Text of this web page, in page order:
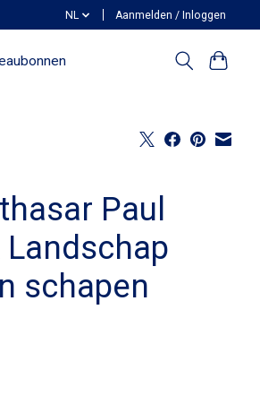
NL Aanmelden / Inloggen
Paul
schapen